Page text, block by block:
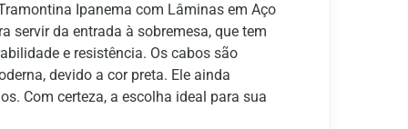
Ipanema com Lâminas em Aço
servir da entrada à sobremesa, que tem
e resistência. Os cabos são
devido a cor preta. Ele ainda
Com certeza, a escolha ideal para sua